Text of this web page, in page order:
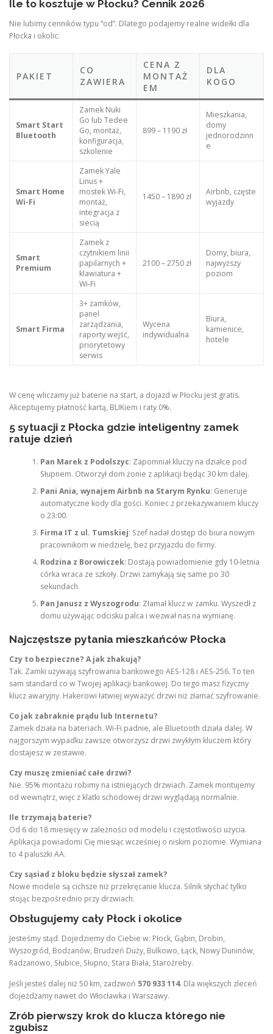
Ile to kosztuje w Płocku? Cennik 2026
Nie lubimy cenników typu “od”. Dlatego podajemy realne widełki dla
Płocka i okolic:
PAKIET
CO
ZAWIERA
CENA Z
MONTAŻ
EM
DLA
KOGO
Smart Start
Bluetooth
Zamek Nuki
Go lub Tedee
Go, montaż,
konfiguracja,
szkolenie
899 – 1190 zł
Mieszkania,
domy
jednorodzinn
e
Smart Home
Wi-Fi
Zamek Yale
Linus +
mostek Wi-Fi,
montaż,
integracja z
siecią
1450 – 1890 zł
Airbnb, częste
wyjazdy
Smart
Premium
Zamek z
czytnikiem linii
papilarnych +
klawiatura +
Wi-Fi
2100 – 2750 zł
Domy, biura,
najwyższy
poziom
Smart Firma
3+ zamków,
panel
zarządzania,
raporty wejść,
priorytetowy
serwis
Wycena
indywidualna
Biura,
kamienice,
hotele
W cenę wliczamy już baterie na start, a dojazd w Płocku jest gratis.
Akceptujemy płatność kartą, BLIKiem i raty 0%.
5 sytuacji z Płocka gdzie inteligentny zamek
ratuje dzień
Pan Marek z Podolszyc: Zapomniał kluczy na działce pod
Słupnem. Otworzył dom żonie z aplikacji będąc 30 km dalej.
Pani Ania, wynajem Airbnb na Starym Rynku: Generuje
automatyczne kody dla gości. Koniec z przekazywaniem kluczy
o 23:00.
Firma IT z ul. Tumskiej: Szef nadał dostęp do biura nowym
pracownikom w niedzielę, bez przyjazdu do firmy.
Rodzina z Borowiczek: Dostają powiadomienie gdy 10-letnia
córka wraca ze szkoły. Drzwi zamykają się same po 30
sekundach.
Pan Janusz z Wyszogrodu: Złamał klucz w zamku. Wyszedł z
domu używając odcisku palca i wezwał nas na wymianę.
Najczęstsze pytania mieszkańców Płocka
Czy to bezpieczne? A jak zhakują?
Tak. Zamki używają szyfrowania bankowego AES-128 i AES-256. To ten
sam standard co w Twojej aplikacji bankowej. Do tego masz fizyczny
klucz awaryjny. Hakerowi łatwiej wyważyć drzwi niż złamać szyfrowanie.
Co jak zabraknie prądu lub Internetu?
Zamek działa na bateriach. Wi-Fi padnie, ale Bluetooth działa dalej. W
najgorszym wypadku zawsze otworzysz drzwi zwykłym kluczem który
dostajesz w zestawie.
Czy muszę zmieniać całe drzwi?
Nie. 95% montażu robimy na istniejących drzwiach. Zamek montujemy
od wewnątrz, więc z klatki schodowej drzwi wyglądają normalnie.
Ile trzymają baterie?
Od 6 do 18 miesięcy w zależności od modelu i częstotliwości użycia.
Aplikacja powiadomi Cię miesiąc wcześniej o niskim poziomie. Wymiana
to 4 paluszki AA.
Czy sąsiad z bloku będzie słyszał zamek?
Nowe modele są cichsze niż przekręcanie klucza. Silnik słychać tylko
stojąc bezpośrednio przy drzwiach.
Obsługujemy cały Płock i okolice
Jesteśmy stąd. Dojedziemy do Ciebie w: Płock, Gąbin, Drobin,
Wyszogród, Bodzanów, Brudzeń Duży, Bulkowo, Łąck, Nowy Duninów,
Radzanowo, Słubice, Słupno, Stara Biała, Staroźreby.
Jeśli jesteś dalej niż 50 km, zadzwoń 570 933 114. Dla większych zleceń
dojeżdżamy nawet do Włocławka i Warszawy.
Zrób pierwszy krok do klucza którego nie
zgubisz